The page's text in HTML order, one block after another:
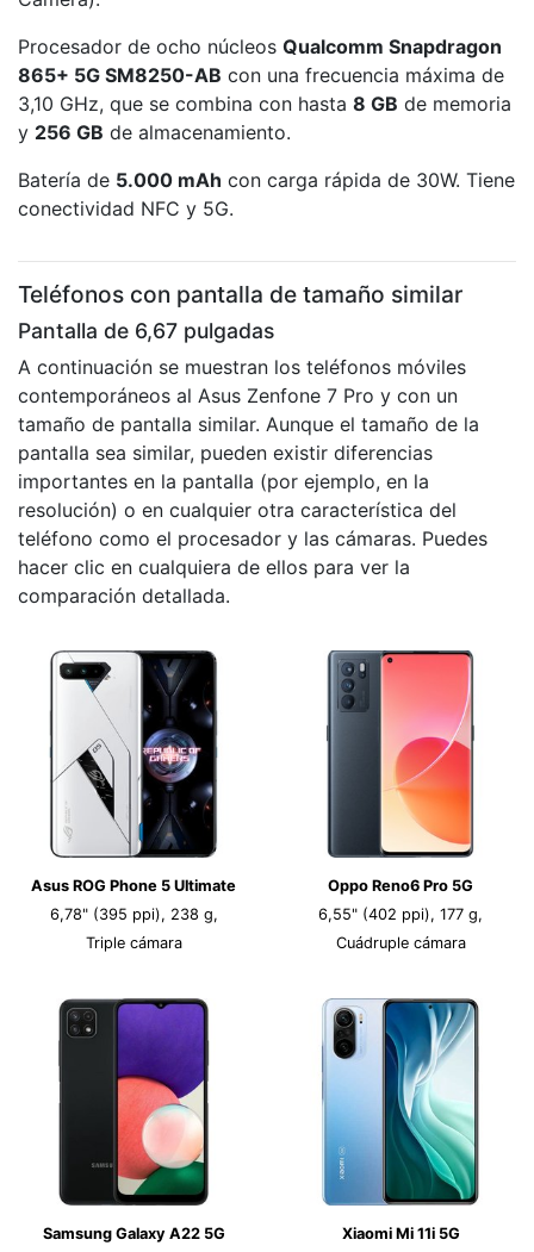
Procesador de ocho núcleos Qualcomm Snapdragon
865+ 5G SM8250-AB con una frecuencia máxima de
3,10 GHz, que se combina con hasta 8 GB de memoria
y 256 GB de almacenamiento.
Batería de 5.000 mAh con carga rápida de 30W. Tiene
conectividad NFC y 5G.
Teléfonos con pantalla de tamaño similar
Pantalla de 6,67 pulgadas
A continuación se muestran los teléfonos móviles
contemporáneos al Asus Zenfone 7 Pro y con un
tamaño de pantalla similar. Aunque el tamaño de la
pantalla sea similar, pueden existir diferencias
importantes en la pantalla (por ejemplo, en la
resolución) o en cualquier otra característica del
teléfono como el procesador y las cámaras. Puedes
hacer clic en cualquiera de ellos para ver la
comparación detallada.
Asus ROG Phone 5 Ultimate
6,78" (395 ppi), 238 g,
Triple cámara
Oppo Reno6 Pro 5G
6,55" (402 ppi), 177 g,
Cuádruple cámara
Samsung Galaxy A22 5G
Xiaomi Mi 11i 5G